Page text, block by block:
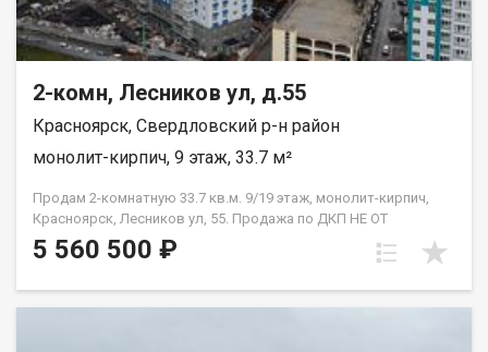
2-комн, Лесников ул, д.55
Красноярск, Свердловский р-н район
монолит-кирпич, 9 этаж, 33.7 м²
Продам 2-комнатную 33.7 кв.м. 9/19 этаж, монолит-кирпич,
Красноярск, Лесников ул, 55. Продажа по ДКП НЕ ОТ
ЗАСТРОЙЩИКА
5 560 500 ₽